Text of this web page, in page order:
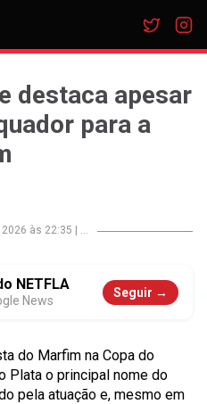
destaca apesar
para a
às 22:35 ...
NETFLA
News
Seguir →
do Marfim na Copa do
Plata o principal nome do
pela atuação e, mesmo em